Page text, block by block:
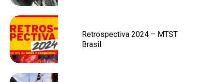
Retrospectiva 2024 – MTST
Brasil